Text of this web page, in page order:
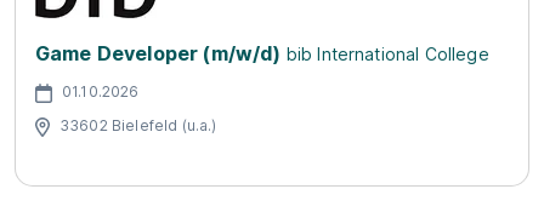
Game Developer (m/w/d) bib International College
01.10.2026
33602 Bielefeld (u.a.)